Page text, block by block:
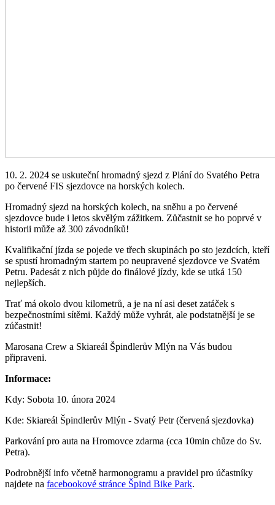
10. 2. 2024 se uskuteční hromadný sjezd z Plání do Svatého Petra
po červené FIS sjezdovce na horských kolech.
Hromadný sjezd na horských kolech, na sněhu a po červené
sjezdovce bude i letos skvělým zážitkem. Zůčastnit se ho poprvé v
historii může až 300 závodníků!
Kvalifikační jízda se pojede ve třech skupinách po sto jezdcích, kteří
se spustí hromadným startem po neupravené sjezdovce ve Svatém
Petru. Padesát z nich půjde do finálové jízdy, kde se utká 150
nejlepších.
Trať má okolo dvou kilometrů, a je na ní asi deset zatáček s
bezpečnostními sítěmi. Každý může vyhrát, ale podstatnější je se
zúčastnit!
Marosana Crew a Skiareál Špindlerův Mlýn na Vás budou
připraveni.
Informace:
Kdy: Sobota 10. února 2024
Kde: Skiareál Špindlerův Mlýn - Svatý Petr (červená sjezdovka)
Parkování pro auta na Hromovce zdarma (cca 10min chůze do Sv.
Petra).
Podrobnější info včetně harmonogramu a pravidel pro účastníky
najdete na facebookové stránce Špind Bike Park.